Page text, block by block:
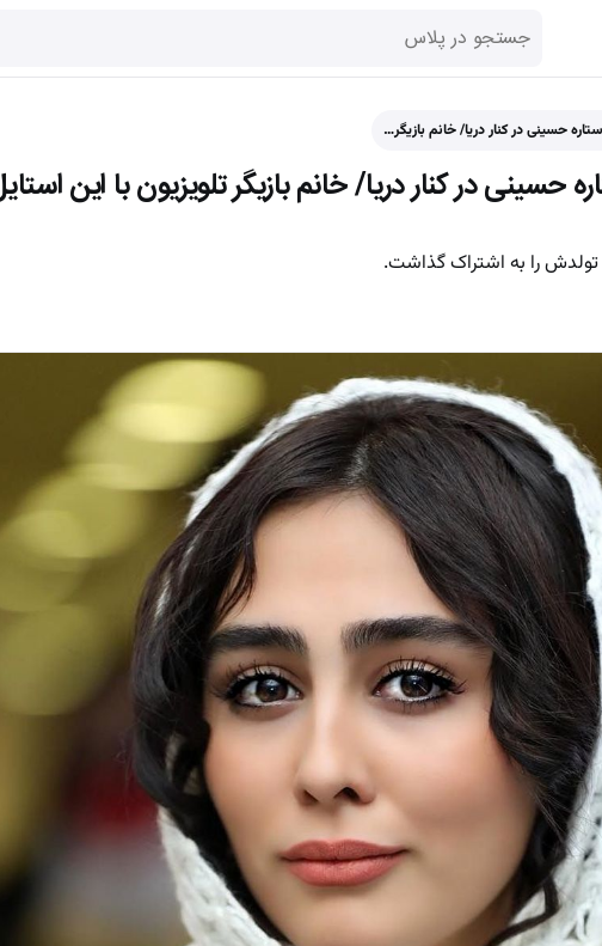
حسینی در کنار دریا/ خانم بازیگر…
در کنار دریا/ خانم بازیگر تلویزیون با این
را به اشتراک گذاشت.